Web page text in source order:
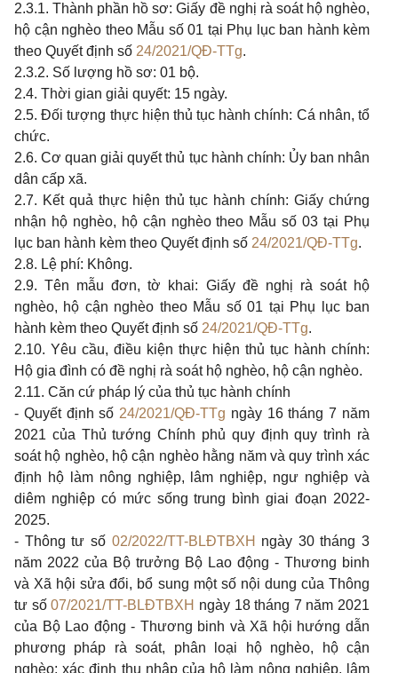
2.3.1. Thành phần hồ sơ: Giấy đề nghị rà soát hộ nghèo,
hộ cận nghèo theo Mẫu số 01 tại Phụ lục ban hành kèm
theo Quyết định số 24/2021/QĐ-TTg.
2.3.2. Số lượng hồ sơ: 01 bộ.
2.4. Thời gian giải quyết: 15 ngày.
2.5. Đối tượng thực hiện thủ tục hành chính: Cá nhân, tổ
chức.
2.6. Cơ quan giải quyết thủ tục hành chính: Ủy ban nhân
dân cấp xã.
2.7. Kết quả thực hiện thủ tục hành chính: Giấy chứng
nhận hộ nghèo, hộ cận nghèo theo Mẫu số 03 tại Phụ
lục ban hành kèm theo Quyết định số 24/2021/QĐ-TTg.
2.8. Lệ phí: Không.
2.9. Tên mẫu đơn, tờ khai: Giấy đề nghị rà soát hộ
nghèo, hộ cận nghèo theo Mẫu số 01 tại Phụ lục ban
hành kèm theo Quyết định số 24/2021/QĐ-TTg.
2.10. Yêu cầu, điều kiện thực hiện thủ tục hành chính:
Hộ gia đình có đề nghị rà soát hộ nghèo, hộ cận nghèo.
2.11. Căn cứ pháp lý của thủ tục hành chính
- Quyết định số 24/2021/QĐ-TTg ngày 16 tháng 7 năm
2021 của Thủ tướng Chính phủ quy định quy trình rà
soát hộ nghèo, hộ cận nghèo hằng năm và quy trình xác
định hộ làm nông nghiệp, lâm nghiệp, ngư nghiệp và
diêm nghiệp có mức sống trung bình giai đoạn 2022-
2025.
- Thông tư số 02/2022/TT-BLĐTBXH ngày 30 tháng 3
năm 2022 của Bộ trưởng Bộ Lao động - Thương binh
và Xã hội sửa đổi, bổ sung một số nội dung của Thông
tư số07/2021/TT-BLĐTBXH ngày 18 tháng 7 năm 2021
của Bộ Lao động - Thương binh và Xã hội hướng dẫn
phương pháp rà soát, phân loại hộ nghèo, hộ cận
nghèo; xác định thu nhập của hộ làm nông nghiệp, lâm